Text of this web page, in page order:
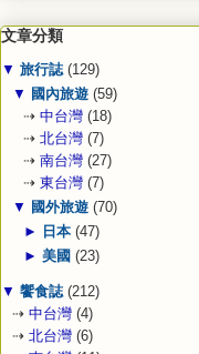
文章分類
▼ 旅行誌 (129)
▼ 國內旅遊 (59)
⇢ 中台灣 (18)
⇢ 北台灣 (7)
⇢ 南台灣 (27)
⇢ 東台灣 (7)
▼ 國外旅遊 (70)
► 日本 (47)
► 美國 (23)
▼ 饗食誌 (212)
⇢ 中台灣 (4)
⇢ 北台灣 (6)